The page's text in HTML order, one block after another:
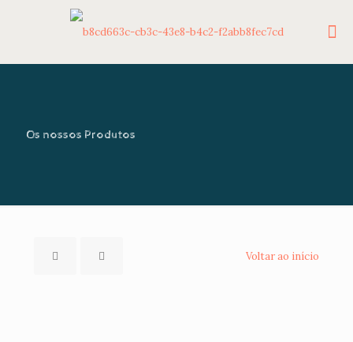
Os nossos Produtos
Voltar ao início